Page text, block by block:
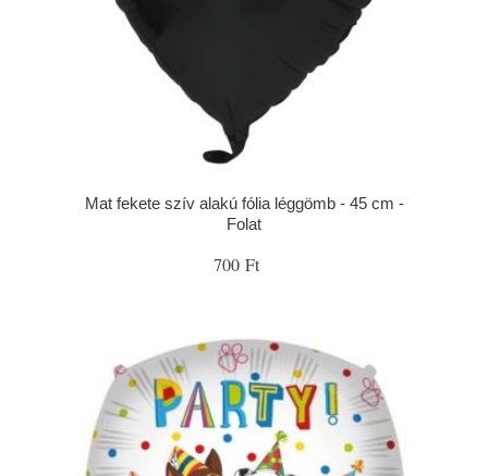
Mat fekete szív alakú fólia léggömb - 45 cm -
Folat
700 Ft